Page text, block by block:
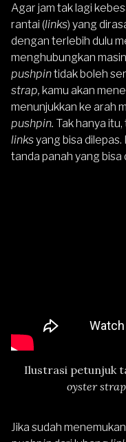
Agar jam tak lagi
rantai (links) yang
dengan terlebih dulu
menghubungkan
pushpintidak boleh
strap, kamu akan
menunjukkan ke arah
pushpin. Tak hanya
linksyang bisa dilepas.
tanda panah yang bisa
Ilustrasi petunjuk
oyster
Jika sudah